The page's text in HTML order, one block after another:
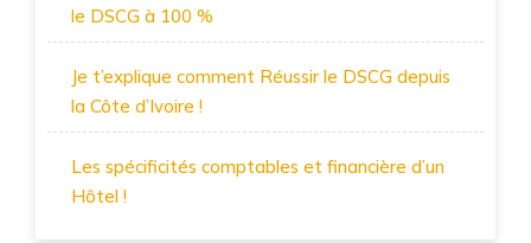
le DSCG à 100 %
Je t’explique comment Réussir le DSCG depuis
la Côte d’Ivoire !
Les spécificités comptables et financière d’un
Hôtel !